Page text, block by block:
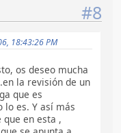
#8
18:43:26 PM
os deseo mucha
la revisión de un
que es
lo es. Y así más
que en esta ,